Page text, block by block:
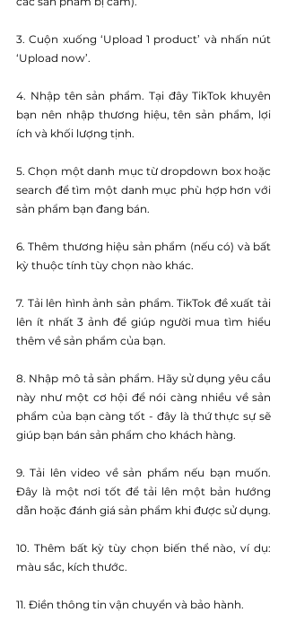
3. Cuộn xuống ‘Upload 1 product’ và nhấn nút
‘Upload now’.
4. Nhập tên sản phẩm. Tại đây TikTok khuyên
bạn nên nhập thương hiệu, tên sản phẩm, lợi
ích và khối lượng tịnh.
5. Chọn một danh mục từ dropdown box hoặc
search để tìm một danh mục phù hợp hơn với
sản phẩm bạn đang bán.
6. Thêm thương hiệu sản phẩm (nếu có) và bất
kỳ thuộc tính tùy chọn nào khác.
7. Tải lên hình ảnh sản phẩm. TikTok đề xuất tải
lên ít nhất 3 ảnh để giúp người mua tìm hiểu
thêm về sản phẩm của bạn.
8. Nhập mô tả sản phẩm. Hãy sử dụng yêu cầu
này như một cơ hội để nói càng nhiều về sản
phẩm của bạn càng tốt - đây là thứ thực sự sẽ
giúp bạn bán sản phẩm cho khách hàng.
9. Tải lên video về sản phẩm nếu bạn muốn.
Đây là một nơi tốt để tải lên một bản hướng
dẫn hoặc đánh giá sản phẩm khi được sử dụng.
10. Thêm bất kỳ tùy chọn biến thể nào, ví dụ:
màu sắc, kích thước.
11. Điền thông tin vận chuyển và bảo hành.